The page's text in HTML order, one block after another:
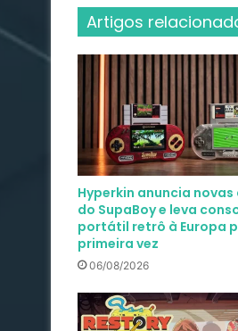
Artigos
Hyperkin anuncia novas
do SupaBoy e leva
portátil retrô à Europa
primeira vez
06/08/2026